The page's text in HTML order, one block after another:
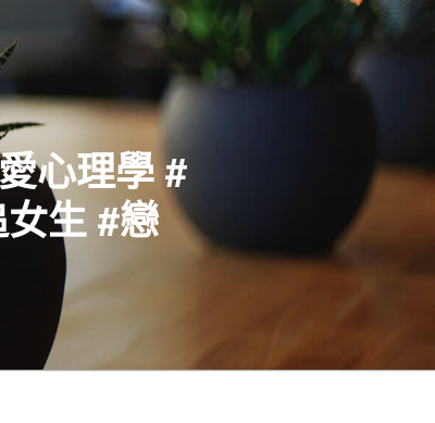
心理學 #
生 #戀